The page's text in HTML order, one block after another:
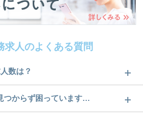
求人のよくある質問
数は？
人数は475件です。どのような求
ックしてみてください。
つからず困っています…